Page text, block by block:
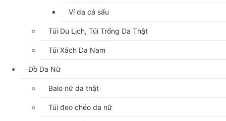
Ví da cá sấu
Túi Du Lịch, Túi Trống Da Thật
Túi Xách Da Nam
Đồ Da Nữ
Balo nữ da thật
Túi đeo chéo da nữ